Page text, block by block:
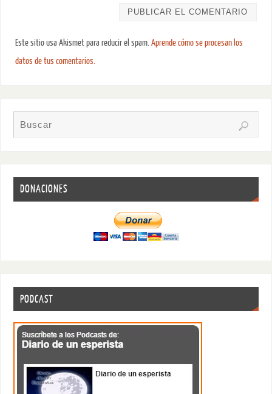
Este sitio usa Akismet para reducir el spam.Aprende cómo se procesan los
datos de tus comentarios.
DONACIONES
PODCAST